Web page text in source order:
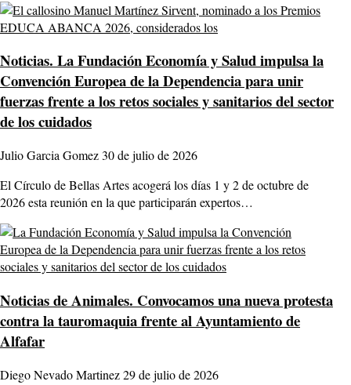
Noticias. La Fundación Economía y Salud impulsa la
Convención Europea de la Dependencia para unir
fuerzas frente a los retos sociales y sanitarios del sector
de los cuidados
Julio Garcia Gomez30 de julio de 2026
El Círculo de Bellas Artes acogerá los días 1 y 2 de octubre de
2026 esta reunión en la que participarán expertos…
Noticias de Animales. Convocamos una nueva protesta
contra la tauromaquia frente al Ayuntamiento de
Alfafar
Diego Nevado Martinez29 de julio de 2026